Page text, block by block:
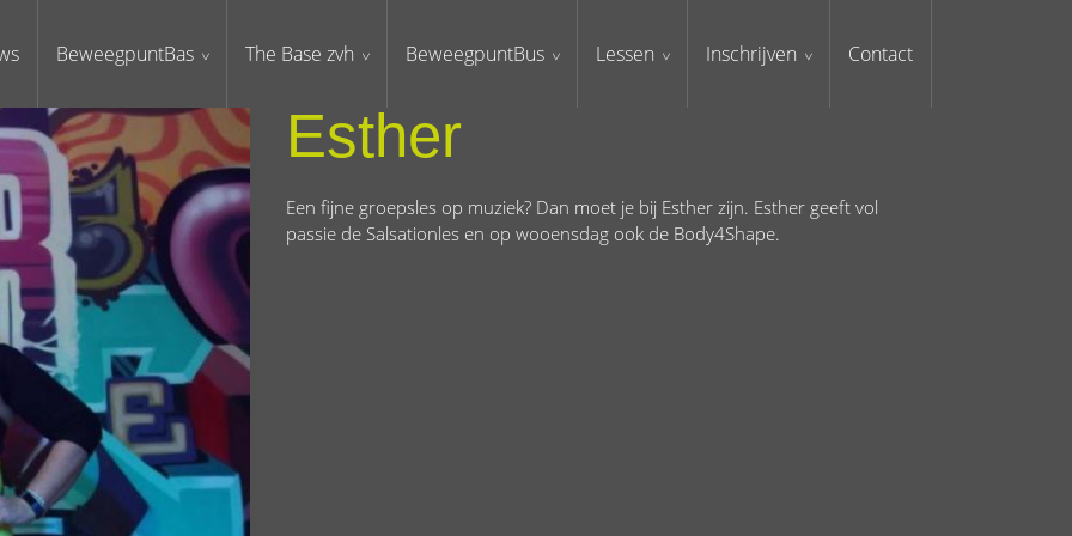
BeweegpuntBas The Base zvh BeweegpuntBus Lessen Inschrijven Contact
Esther
Een fijne groepsles op muziek? Dan moet je bij Esther zijn. Esther geeft vol
passie de Salsationles en op wooensdag ook de Body4Shape.